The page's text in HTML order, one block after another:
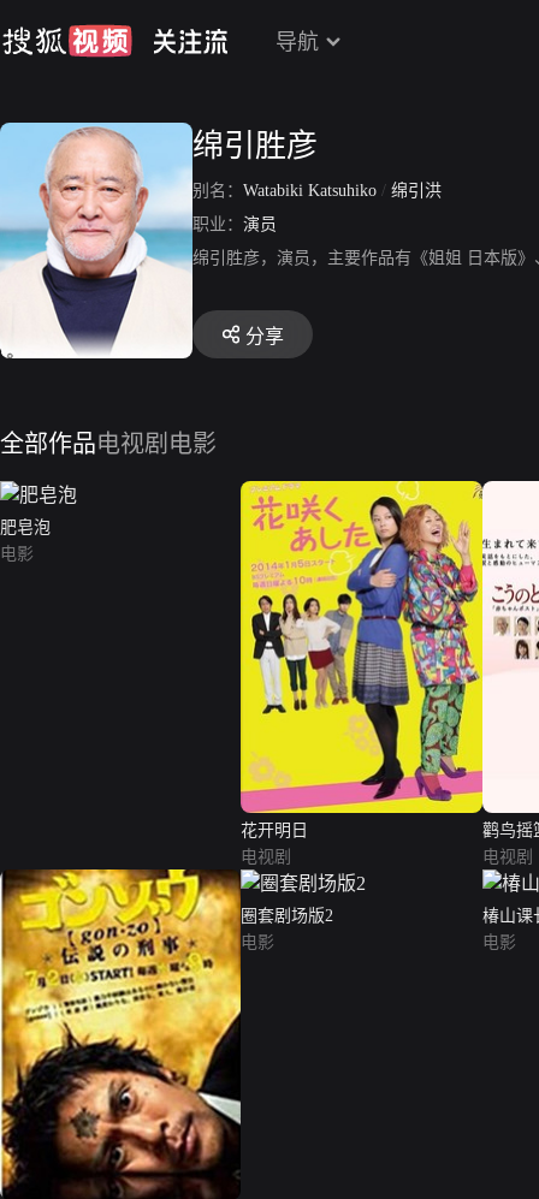
导航
绵引胜彦
别名： Watabiki Katsuhiko / 绵引洪
职业： 演员
绵引胜彦，演员，主要作品有《姐姐 日本版
分享
全部作品电视剧 电影
肥皂泡
电影
花开明日
电视剧
鹳鸟摇
电视剧
圈套剧场版2
电影
椿山课
电影